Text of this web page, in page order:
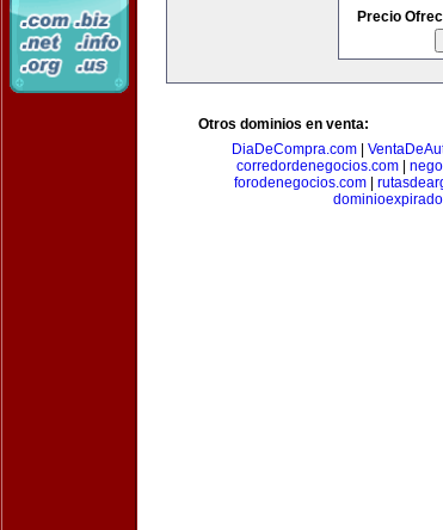
Precio
Otros dominios en venta:
DiaDeCompra.com|
corredordenegocios.com
forodenegocios.com|